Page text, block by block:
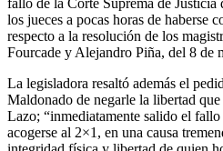
los jueces a pocas horas de haberse
respecto a la resolución de los
Fourcade y Alejandro Piña, del 8 de
La legisladora resaltó además el
Maldonado de negarle la libertad
Lazo; “inmediatamente salido el
acogerse al 2×1, en una causa